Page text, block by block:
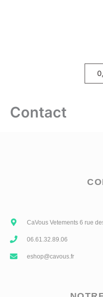
Contact
CaVous Vetements 6 rue
06.61.32.89.06
eshop@cavous.fr